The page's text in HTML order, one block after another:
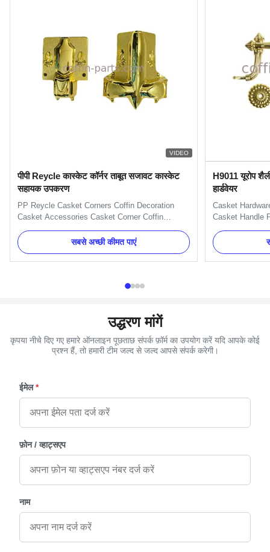
VIDEO
पीपी Reycle कास्केट कॉर्नर ताबूत सजावट कास्केट
सहायक उपकरण
PP Reycle Casket Corners Coffin Decoration
Casket Accessories Casket Corner Coffin
Accessories Coffin Decoration 14kg Casket
Accessories Corner Applications: wooden or
metal casket handle and decoration Competitive
सबसे अच्छी कीमत पाएं
H9011 यूरोप
हार्डवेयर
Casket
Casket Handle
handles,
can pack as
Model H9011
उद्धरण मांगें
कृपया नीचे दिए गए हमारे ऑनलाइन पूछताछ संपर्क फ़ॉर्म का उपयोग करें यदि आपके कोई
प्रश्न हैं, तो हमारी टीम जल्द से जल्द आपसे संपर्क करेगी।
ईमेल *
फ़ोन / व्हाट्सएप
नाम